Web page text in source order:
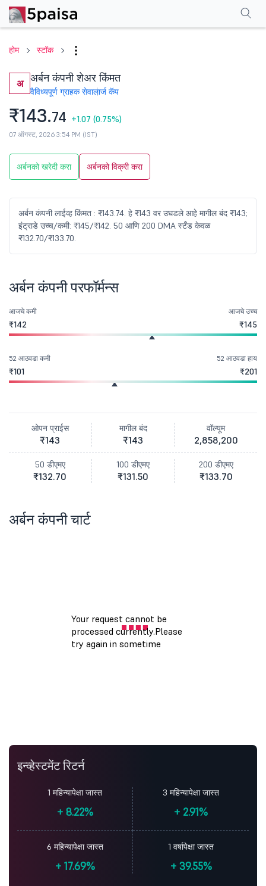
होम स्टॉक
अ अर्बन कंपनी शेअर किंमत
वैविध्यपूर्ण ग्राहक सेवालार्ज कॅप
₹143.74 +1.07 (0.75%)
07 ऑगस्ट, 2026 3:54 PM (IST)
अर्बनको खरेदी करा अर्बनको विक्री करा
अर्बन कंपनी लाईव्ह किंमत : ₹143.74. हे ₹143 वर उघडले आहे मागील बंद ₹143;
इंट्राडे उच्च/कमी: ₹145/₹142. 50 आणि 200 DMA स्टँड केवळ
₹132.70/₹133.70.
परफॉर्मन्सफायनान्शियल्स एफएक्यू
अर्बन कंपनी परफॉर्मन्स
आजचे कमी
₹142
आजचे उच्च
₹145
52 आठवडा कमी
₹101
52 आठवडा हाय
₹201
ओपन प्राईस
₹143
मागील बंद
₹143
वॉल्यूम
2,858,200
50 डीएमए
₹132.70
100 डीएमए
₹131.50
200 डीएमए
₹133.70
अर्बन कंपनी चार्ट
इन्व्हेस्टमेंट रिटर्न
1 महिन्यापेक्षा जास्त
+8.22%
3 महिन्यापेक्षा जास्त
+ 2.91%
6 महिन्यापेक्षा जास्त
+17.69%
1 वर्षापेक्षा जास्त
+39.55%